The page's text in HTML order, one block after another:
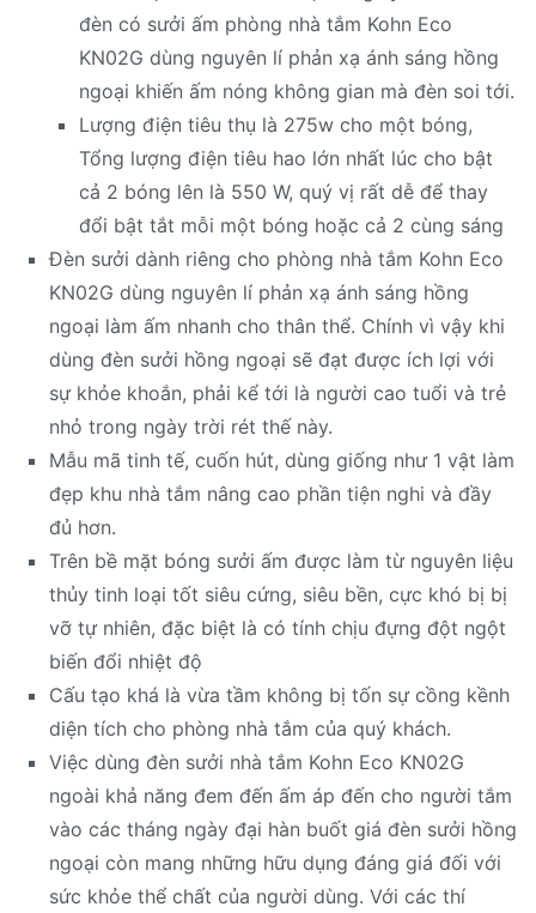
đèn có sưởi ấm phòng nhà tắm Kohn Eco
KN02G dùng nguyên lí phản xạ ánh sáng hồng
ngoại khiến ấm nóng không gian mà đèn soi tới.
Lượng điện tiêu thụ là 275w cho một bóng,
Tổng lượng điện tiêu hao lớn nhất lúc cho bật
cả 2 bóng lên là 550 W, quý vị rất dễ để thay
đổi bật tắt mỗi một bóng hoặc cả 2 cùng sáng
Đèn sưởi dành riêng cho phòng nhà tắm Kohn Eco
KN02G dùng nguyên lí phản xạ ánh sáng hồng
ngoại làm ấm nhanh cho thân thể. Chính vì vậy khi
dùng đèn sưởi hồng ngoại sẽ đạt được ích lợi với
sự khỏe khoắn, phải kể tới là người cao tuổi và trẻ
nhỏ trong ngày trời rét thế này.
Mẫu mã tinh tế, cuốn hút, dùng giống như 1 vật làm
đẹp khu nhà tắm nâng cao phần tiện nghi và đầy
đủ hơn.
Trên bề mặt bóng sưởi ấm được làm từ nguyên liệu
thủy tinh loại tốt siêu cứng, siêu bền, cực khó bị bị
vỡ tự nhiên, đặc biệt là có tính chịu đựng đột ngột
biến đổi nhiệt độ
Cấu tạo khá là vừa tầm không bị tốn sự cồng kềnh
diện tích cho phòng nhà tắm của quý khách.
Việc dùng đèn sưởi nhà tắm Kohn Eco KN02G
ngoài khả năng đem đến ấm áp đến cho người tắm
vào các tháng ngày đại hàn buốt giá đèn sưởi hồng
ngoại còn mang những hữu dụng đáng giá đối với
sức khỏe thể chất của người dùng. Với các thí